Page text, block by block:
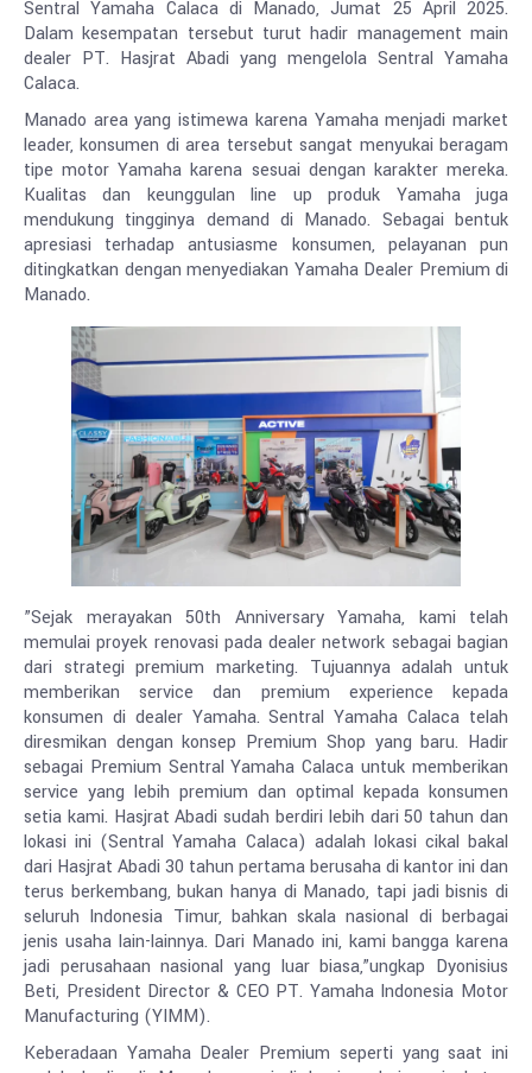
Sentral Yamaha Calaca di Manado, Jumat 25 April 2025.
Dalam kesempatan tersebut turut hadir management main
dealer PT. Hasjrat Abadi yang mengelola Sentral Yamaha
Calaca.
Manado area yang istimewa karena Yamaha menjadi market
leader, konsumen di area tersebut sangat menyukai beragam
tipe motor Yamaha karena sesuai dengan karakter mereka.
Kualitas dan keunggulan line up produk Yamaha juga
mendukung tingginya demand di Manado. Sebagai bentuk
apresiasi terhadap antusiasme konsumen, pelayanan pun
ditingkatkan dengan menyediakan Yamaha Dealer Premium di
Manado.
”Sejak merayakan 50th Anniversary Yamaha, kami telah
memulai proyek renovasi pada dealer network sebagai bagian
dari strategi premium marketing. Tujuannya adalah untuk
memberikan service dan premium experience kepada
konsumen di dealer Yamaha. Sentral Yamaha Calaca telah
diresmikan dengan konsep Premium Shop yang baru. Hadir
sebagai Premium Sentral Yamaha Calaca untuk memberikan
service yang lebih premium dan optimal kepada konsumen
setia kami. Hasjrat Abadi sudah berdiri lebih dari 50 tahun dan
lokasi ini (Sentral Yamaha Calaca) adalah lokasi cikal bakal
dari Hasjrat Abadi 30 tahun pertama berusaha di kantor ini dan
terus berkembang, bukan hanya di Manado, tapi jadi bisnis di
seluruh Indonesia Timur, bahkan skala nasional di berbagai
jenis usaha lain-lainnya. Dari Manado ini, kami bangga karena
jadi perusahaan nasional yang luar biasa,”ungkap Dyonisius
Beti, President Director & CEO PT. Yamaha Indonesia Motor
Manufacturing (YIMM).
Keberadaan Yamaha Dealer Premium seperti yang saat ini